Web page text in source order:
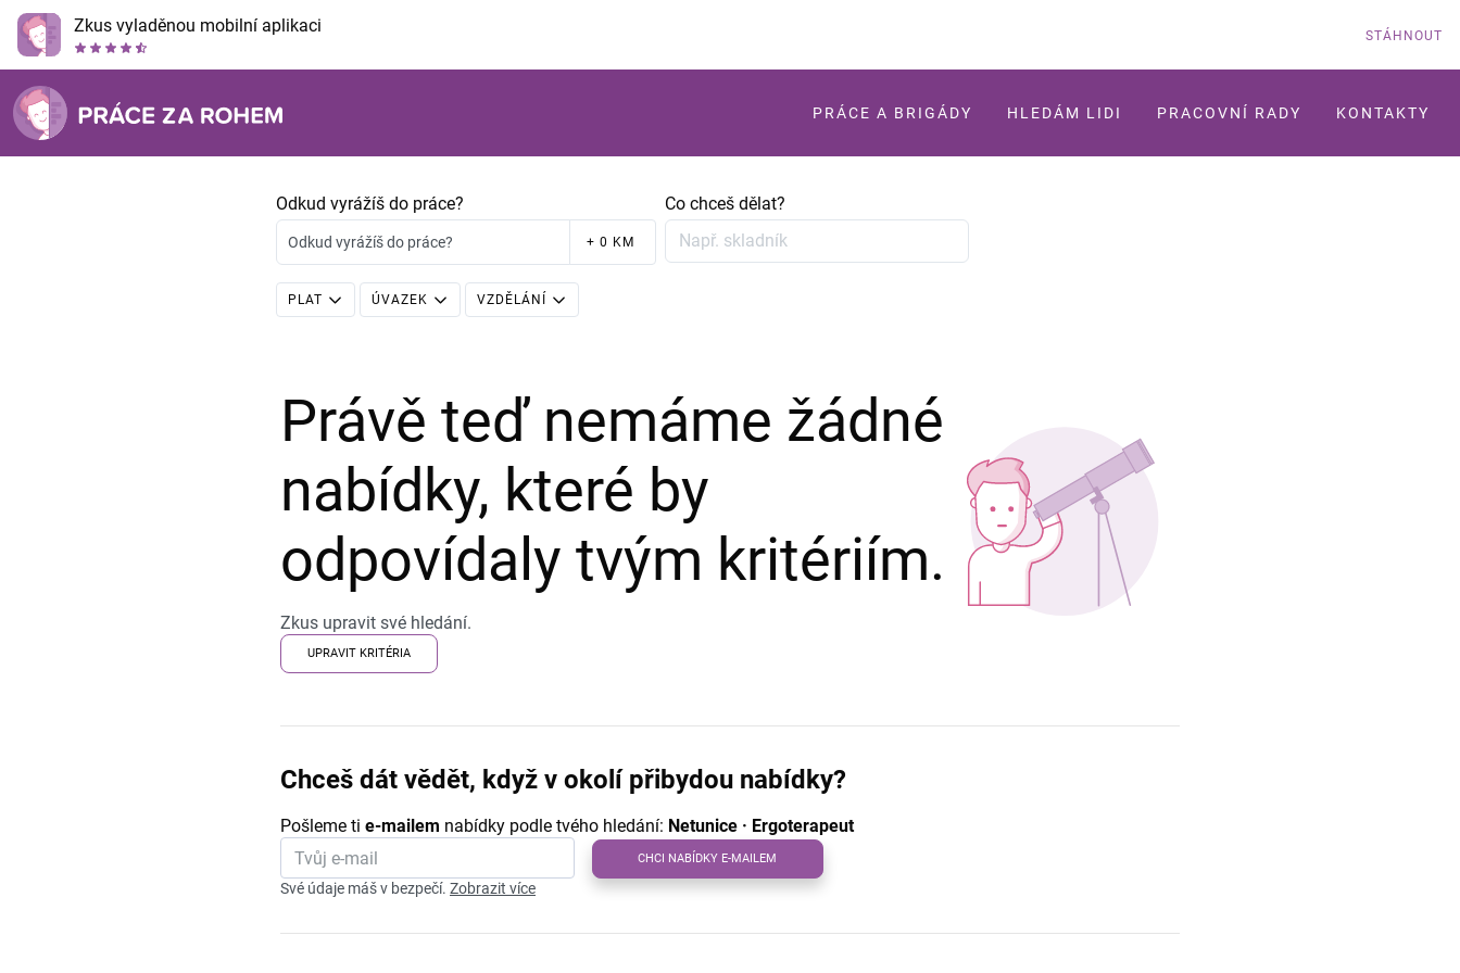
Zkus vyladěnou mobilní aplikaci STÁHNOUT
PRÁCE A BRIGÁDY HLEDÁM LIDI PRACOVNÍ RADY KONTAKTY
Odkud vyrážíš do práce?
Odkud vyrážíš do práce? + 0 KM
Co chceš dělat?
PLAT ÚVAZEK VZDĚLÁNÍ
Právě teď nemáme žádné
nabídky, které by
odpovídaly tvým kritériím.
Zkus upravit své hledání.
UPRAVIT KRITÉRIA
Chceš dát vědět, když v okolí přibydou nabídky?
Pošleme ti e-mailem nabídky podle tvého hledání: Netunice · Ergoterapeut
CHCI NABÍDKY E-MAILEM
Své údaje máš v bezpečí. Zobrazit více